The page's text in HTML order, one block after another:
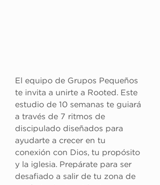
El equipo de Grupos Pequeños
te invita a unirte a Rooted. Este
estudio de 10 semanas te guiará
a través de 7 ritmos de
discipulado diseñados para
ayudarte a crecer en tu
conexión con Dios, tu propósito
y la iglesia. Prepárate para ser
desafiado a salir de tu zona de